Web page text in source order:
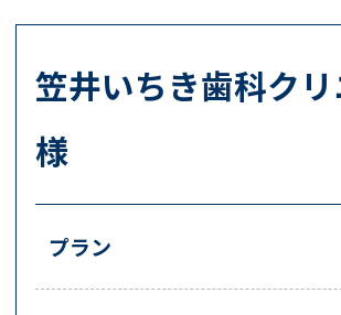
笠井いちき歯科ク
様
プラン